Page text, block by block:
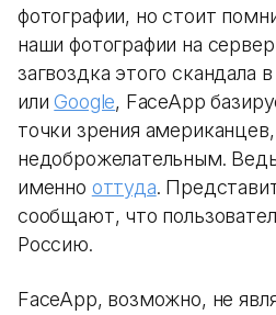
фотографии, но стоит
наши фотографии на
загвоздка этого скандала
илиGoogle, FaceApp
точки зрения
недоброжелательным.
именно оттуда.
сообщают, что
Россию.
FaceApp, возможно, не